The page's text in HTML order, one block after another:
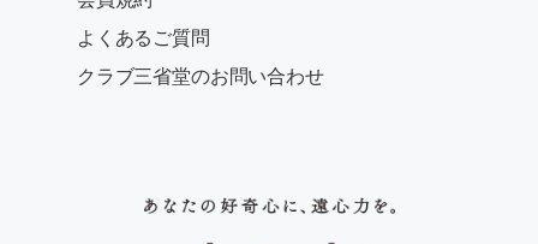
よくあるご質問
クラブ三省堂のお問い合わせ